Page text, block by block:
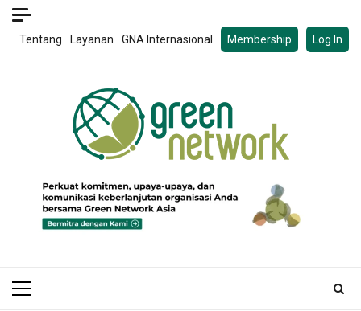
Skip
Tentang Layanan GNA Internasional Membership Log In
Primary